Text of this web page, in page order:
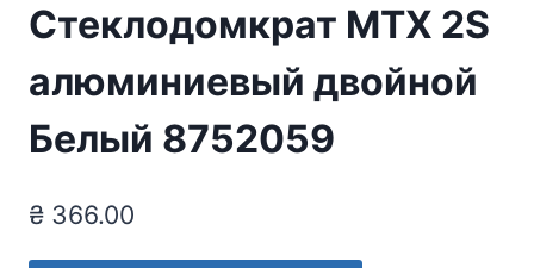
Стеклодомкрат MTX 2S
алюминиевый двойной
Белый 8752059
₴ 366.00